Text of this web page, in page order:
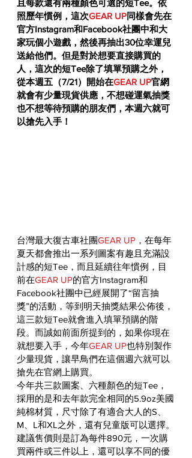
且每款還有兩種顏色可選的短Tee。依
照歷年慣例，這次GEAR UP同樣會先在
官方Instagram和Facebook社團中和大
家玩個小遊戲，然後再抽出30位幸運兒
送給他們。但是對於想要直接購買的
人，這次的短Tee除了填單預購之外，
從本週五（7/21）開始在GEAR UP官網
就會有少量現貨供應，不想碰運氣抽獎
也不想等待預購的朋友們，本週六就可
以搶先入手！
台灣最大復古車社團GEAR UP ，在每年
夏天都會推出一系列圖案有趣且充滿設
計感的短Tee，而且延續往年慣例，目
前在GEAR UP的官方Instagram和
Facebook社團中已經展開了“留言抽
獎”的活動，等到明天抽獎結果公佈後，
這三款短Tee就會進入填單預購的階
段。而誠如前面所提到的，如果你現在
就想要入手，今年GEAR UP也特別製作
少量現貨，讓早鳥們在這個週六就可以
搶先在官網上購買。
今年共三款圖案、六種顏色的短Tee，
採用的是和去年款完全相同的5.9oz美國
純棉材質，尺寸除了有適合大人的S、
M、L和XL之外，還有兒童版可以選擇。
建議售價則是訂為每件890元，一次購
買兩件或三件以上，還可以享不同的優